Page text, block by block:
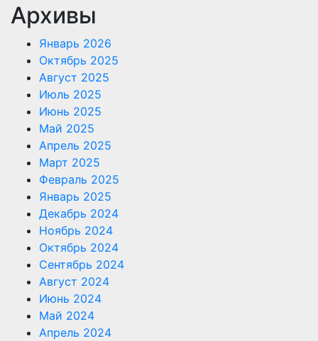
Архивы
Январь 2026
Октябрь 2025
Август 2025
Июль 2025
Июнь 2025
Май 2025
Апрель 2025
Март 2025
Февраль 2025
Январь 2025
Декабрь 2024
Ноябрь 2024
Октябрь 2024
Сентябрь 2024
Август 2024
Июнь 2024
Май 2024
Апрель 2024